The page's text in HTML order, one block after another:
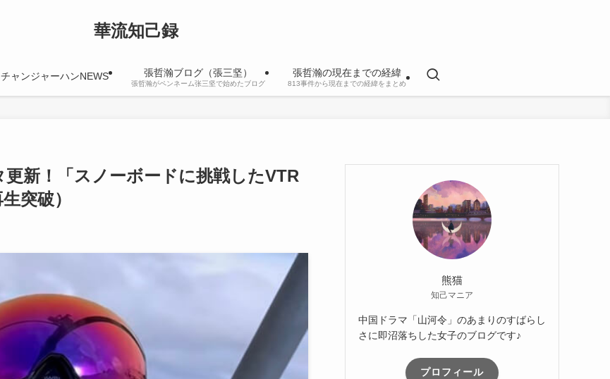
華流知己録
チャンジャーハンNEWS 張哲瀚ブログ（張三坚）
張哲瀚がペンネーム张三坚で始めたブログ
張哲瀚の現在までの経緯
813事件から現在までの経緯をまとめ
新！「スノーボードに挑戦したVTR
突破）
熊猫
知己マニア
中国ドラマ「山河令」のあまりのすばらし
さに即沼落ちした女子のブログです♪
プロフィール